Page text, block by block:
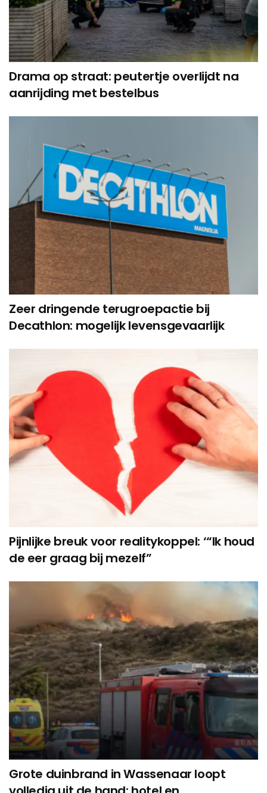
Drama op straat: peutertje overlijdt na
aanrijding met bestelbus
Zeer dringende terugroepactie bij
Decathlon: mogelijk levensgevaarlijk
Pijnlijke breuk voor realitykoppel: ‘“Ik houd
de eer graag bij mezelf”
Grote duinbrand in Wassenaar loopt